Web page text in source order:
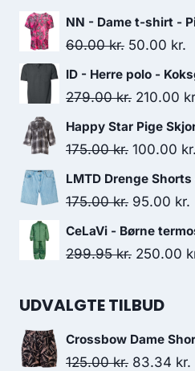
NN - Dame t-shirt -
60.00kr. Original
price
was:
50.00 kr.
is:
ID - Herre polo -
279.00kr. Original
price
was:
210.00
Happy Star Pige
175.00kr. Original
price
was:
100.00 kr.
LMTD Drenge
175.00kr. Original
price
was:
95.00 kr.
CeLaVi - Børne
299.95kr. Original
was:
250.00
UDVALGTE TILBUD
Crossbow Dame
125.00kr. Original
83.34 kr.